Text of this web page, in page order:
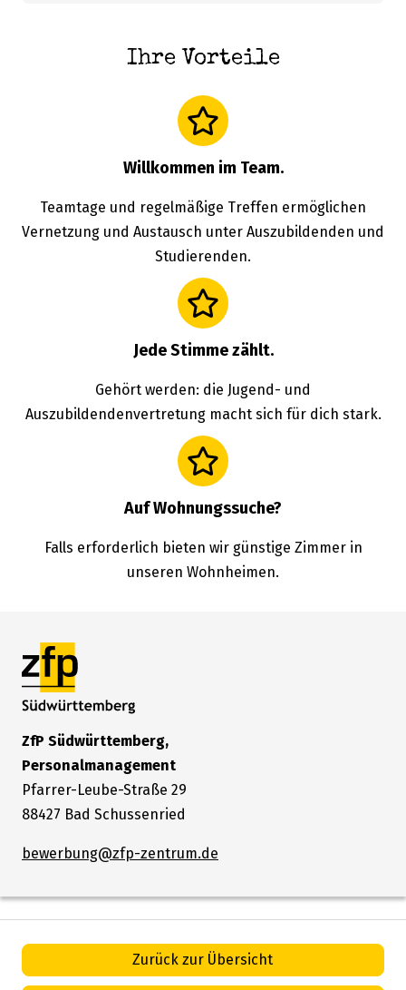
Ihre Vorteile
Willkommen im Team.
Teamtage und regelmäßige Treffen ermöglichen
Vernetzung und Austausch unter Auszubildenden und
Studierenden.
Jede Stimme zählt.
Gehört werden: die Jugend- und
Auszubildendenvertretung macht sich für dich stark.
Auf Wohnungssuche?
Falls erforderlich bieten wir günstige Zimmer in
unseren Wohnheimen.
ZfP Südwürttemberg,
Personalmanagement
Pfarrer-Leube-Straße 29
88427 Bad Schussenried
bewerbung@zfp-zentrum.de
Zurück zur Übersicht